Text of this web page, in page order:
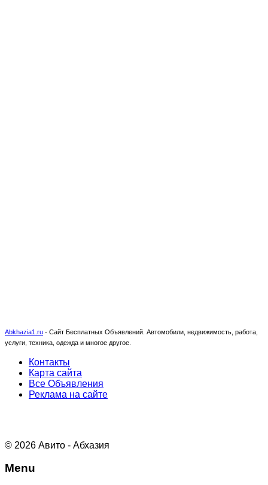
Abkhazia1.ru - Сайт Бесплатных Объявлений. Автомобили, недвижимость, работа,
услуги, техника, одежда и многое другое.
Контакты
Карта сайта
Все Объявления
Реклама на сайте
© 2026 Авито - Абхазия
Menu